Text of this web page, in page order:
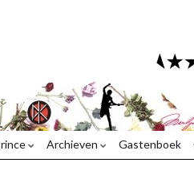
Archieven Gastenboek